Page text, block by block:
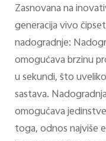
Zasnovana na
generacija vivo
nadogradnje:
omogućava brzinu
u sekundi, što
sastava.
omogućava
toga, odnos najviše